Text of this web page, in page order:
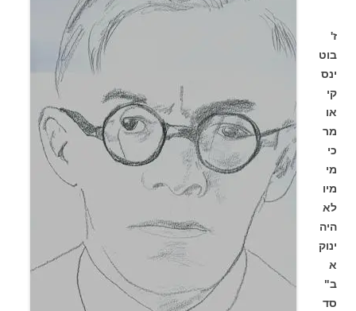
ז'
בוט
ינס
קי
או
מר
כי
מי
מיו
לא
היה
ינוק
א
ב"
סד